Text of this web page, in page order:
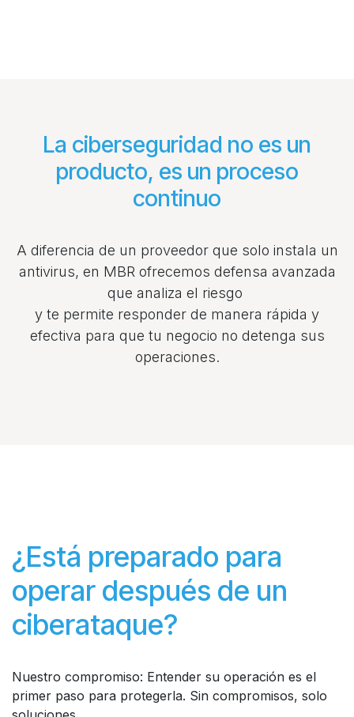
La ciberseguridad no es un
producto, es un proceso
continuo
A diferencia de un proveedor que solo instala un
antivirus, en MBR ofrecemos defensa avanzada
que analiza el riesgo
y te permite responder de manera rápida y
efectiva para que tu negocio no detenga sus
operaciones.
¿Está preparado para
operar después de un
ciberataque?
Nuestro compromiso: Entender su operación es el
primer paso para protegerla. Sin compromisos, solo